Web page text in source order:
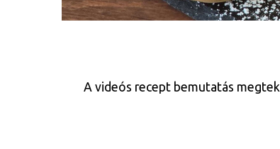
A videós recept bemutatás